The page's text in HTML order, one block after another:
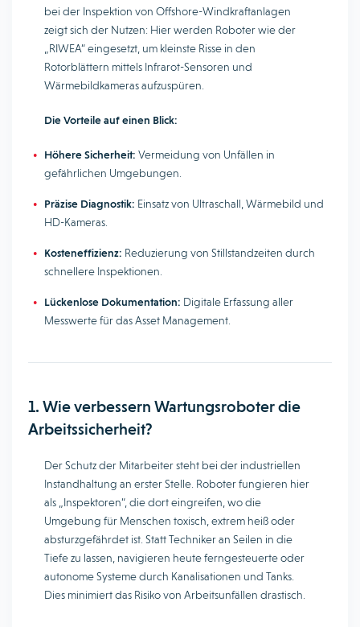
bei der Inspektion von Offshore-Windkraftanlagen
zeigt sich der Nutzen: Hier werden Roboter wie der
„RIWEA“ eingesetzt, um kleinste Risse in den
Rotorblättern mittels Infrarot-Sensoren und
Wärmebildkameras aufzuspüren.
Die Vorteile auf einen Blick:
Höhere Sicherheit: Vermeidung von Unfällen in
gefährlichen Umgebungen.
Präzise Diagnostik: Einsatz von Ultraschall, Wärmebild und
HD-Kameras.
Kosteneffizienz: Reduzierung von Stillstandzeiten durch
schnellere Inspektionen.
Lückenlose Dokumentation: Digitale Erfassung aller
Messwerte für das Asset Management.
1. Wie verbessern Wartungsroboter die
Arbeitssicherheit?
Der Schutz der Mitarbeiter steht bei der industriellen
Instandhaltung an erster Stelle. Roboter fungieren hier
als „Inspektoren“, die dort eingreifen, wo die
Umgebung für Menschen toxisch, extrem heiß oder
absturzgefährdet ist. Statt Techniker an Seilen in die
Tiefe zu lassen, navigieren heute ferngesteuerte oder
autonome Systeme durch Kanalisationen und Tanks.
Dies minimiert das Risiko von Arbeitsunfällen drastisch.